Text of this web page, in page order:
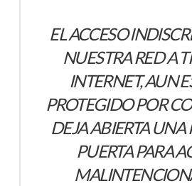
EL ACCESO
NUESTRA RED A
INTERNET, AUN
PROTEGIDO POR
DEJA ABIERTA UNA
PUERTA PARA